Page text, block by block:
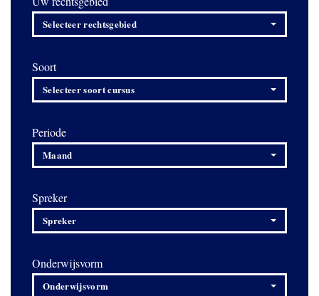
Selecteer rechtsgebied
Soort
Selecteer soort cursus
Periode
Maand
Spreker
Spreker
Onderwijsvorm
Onderwijsvorm